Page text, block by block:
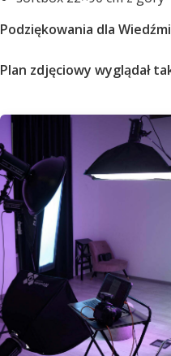
Podziękowania dla
Plan zdjęciowy wyglądał